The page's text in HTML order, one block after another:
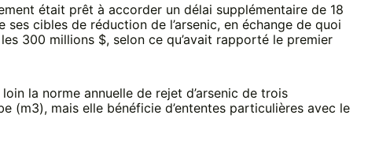
était prêt à accorder un délai supplémentaire de 18
ses cibles de réduction de l’arsenic, en échange de quoi
les 300 millions $, selon ce qu’avait rapporté le premier
la norme annuelle de rejet d’arsenic de trois
(m3), mais elle bénéficie d’ententes particulières avec le